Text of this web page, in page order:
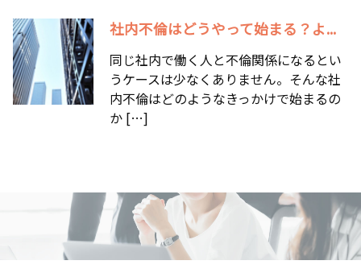
社内不倫はどうやって始まる？よ...
同じ社内で働く人と不倫関係になるとい
うケースは少なくありません。そんな社
内不倫はどのようなきっかけで始まるの
か […]